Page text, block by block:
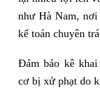
như Hà Nam,
kế toán chuyên
Đảm bảo kê
cơ bị xử phạt do